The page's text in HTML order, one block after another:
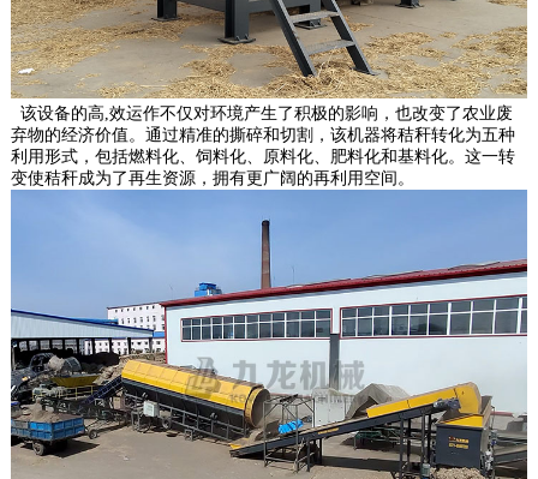
该设备的高,效运作不仅对环境产生了积极的影响，也改变了农业废
弃物的经济价值。通过精准的撕碎和切割，该机器将秸秆转化为五种
利用形式，包括燃料化、饲料化、原料化、肥料化和基料化。这一转
变使秸秆成为了再生资源，拥有更广阔的再利用空间。